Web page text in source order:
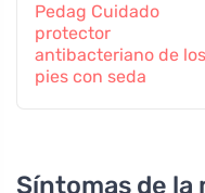
Pedag Cuidado
protector
antibacteriano de los
pies con seda
Síntomas de la